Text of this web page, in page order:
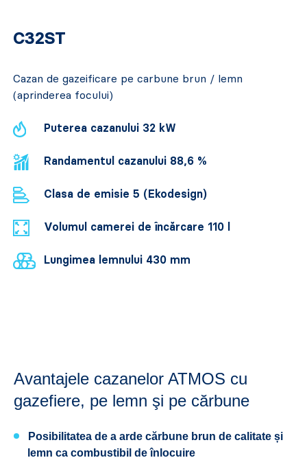
C32ST
Cazan de gazeificare pe carbune brun / lemn
(aprinderea focului)
Puterea cazanului 32 kW
Randamentul cazanului 88,6 %
Clasa de emisie 5 (Ekodesign)
Volumul camerei de încărcare 110 l
Lungimea lemnului 430 mm
Avantajele cazanelor ATMOS cu
gazefiere, pe lemn şi pe cărbune
Posibilitatea de a arde cărbune brun de calitate și
lemn ca combustibil de înlocuire